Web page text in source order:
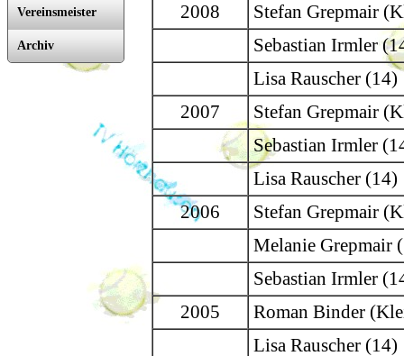
Vereinsmeister
Archiv
2008
Stefan Grepmair
Sebastian Irmler
Lisa Rauscher (14)
2007
Stefan Grepmair
Sebastian Irmler
Lisa Rauscher (14)
2006
Stefan Grepmair
Melanie Grepmair
Sebastian Irmler
2005
Roman Binder
Lisa Rauscher (14)